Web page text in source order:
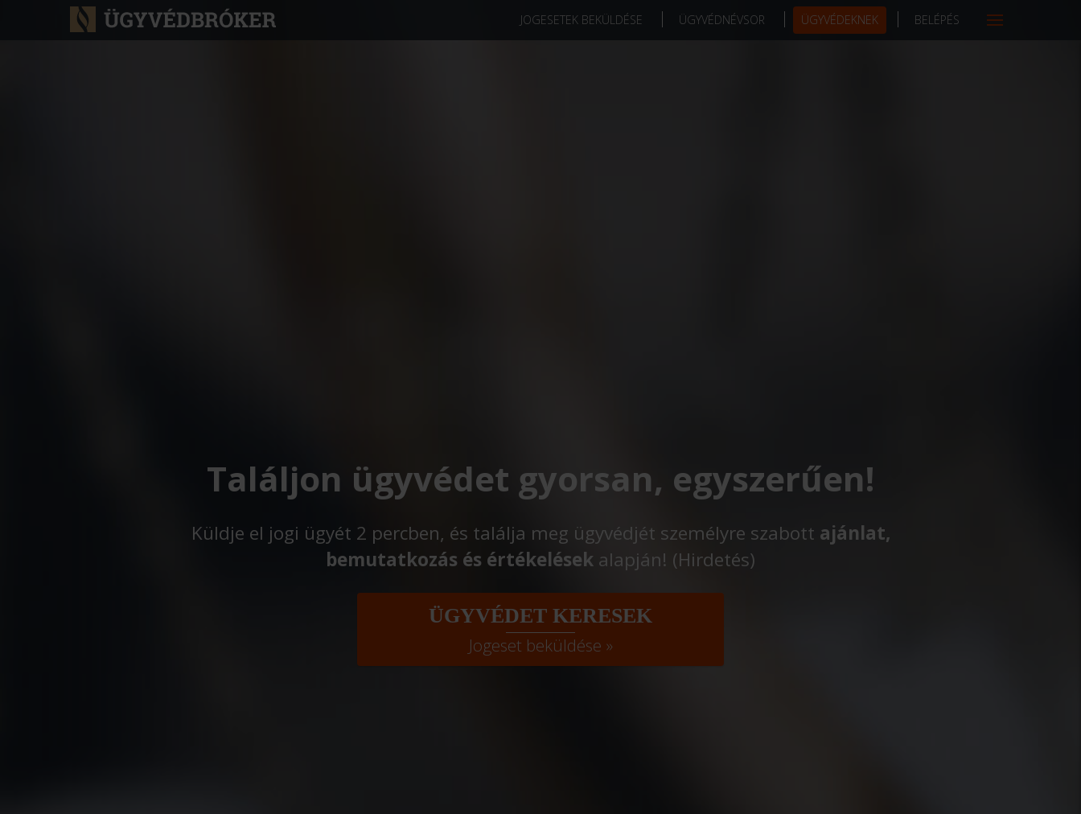
JOGESETEK BEKÜLDÉSE ÜGYVÉDNÉVSOR ÜGYVÉDEKNEK BELÉPÉS
Találjon ügyvédet gyorsan, egyszerűen!
Küldje el jogi ügyét 2 percben, és találja meg ügyvédjét személyre szabott ajánlat,
bemutatkozás és értékelések alapján! (Hirdetés)
ÜGYVÉDET KERESEK
Jogeset beküldése »